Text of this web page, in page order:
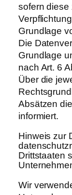
sofern diese
Grundlage
Die
Grundlage
nach Art. 6
Über die
Absätzen
informiert.
Hinweis zur
Drittstaaten
Wir